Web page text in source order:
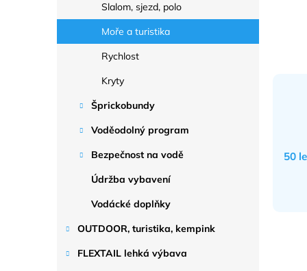
Slalom, sjezd, polo
Moře a turistika
Rychlost
Kryty
Šprickobundy
Voděodolný program
Bezpečnost na vodě
Údržba vybavení
Vodácké doplňky
OUTDOOR, turistika, kempink
FLEXTAIL lehká výbava
50